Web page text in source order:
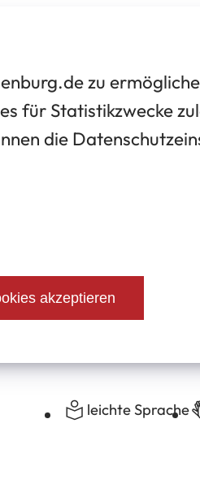
zu
für Statistikzwecke
die
akzeptieren
leichte Sprache